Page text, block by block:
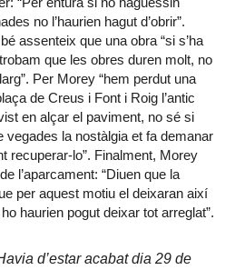
no l’haurien hagut d’obrir”.
assenteix que una obra “si s’ha
que les obres duren molt, no
Per Morey “hem perdut una
de Creus i Font i Roig l’antic
en alçar el paviment, no sé si
vegades la nostàlgia et fa demanar
recuperar-lo”. Finalment, Morey
l’aparcament: “Diuen que la
per aquest motiu el deixaran així
haurien pogut deixar tot arreglat”.
d’estar acabat dia 29 de